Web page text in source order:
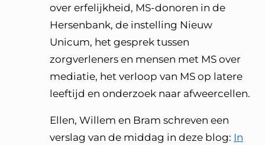
over erfelijkheid, MS-donoren in de
Hersenbank, de instelling Nieuw
Unicum, het gesprek tussen
zorgverleners en mensen met MS over
mediatie, het verloop van MS op latere
leeftijd en onderzoek naar afweercellen.
Ellen, Willem en Bram schreven een
verslag van de middag in deze blog: In